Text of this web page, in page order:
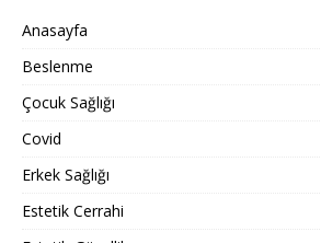
Anasayfa
Beslenme
Çocuk Sağlığı
Covid
Erkek Sağlığı
Estetik Cerrahi